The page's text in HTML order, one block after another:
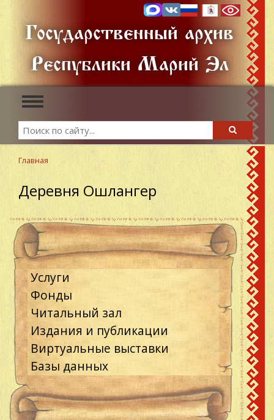
основному
содержанию
Государственный архив
Республики Марий Эл
Toggle
navigation
Search
Search
Главная
Деревня Ошлангер
Услуги
Фонды
Читальный зал
Издания и публикации
Виртуальные выставки
Базы данных